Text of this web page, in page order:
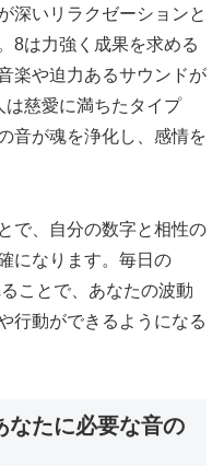
深いリラクゼーションと
8は力強く成果を求める
楽や迫力あるサウンドが
慈愛に満ちたタイプ
音が魂を浄化し、感情を
で、自分の数字と相性の
になります。毎日の
ことで、あなたの波動
行動ができるようになる
なたに必要な音の